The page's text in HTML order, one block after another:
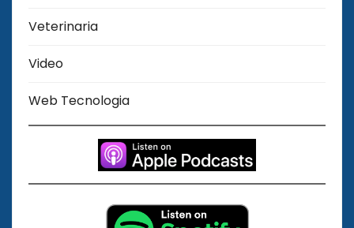
Veterinaria
Video
Web Tecnologia